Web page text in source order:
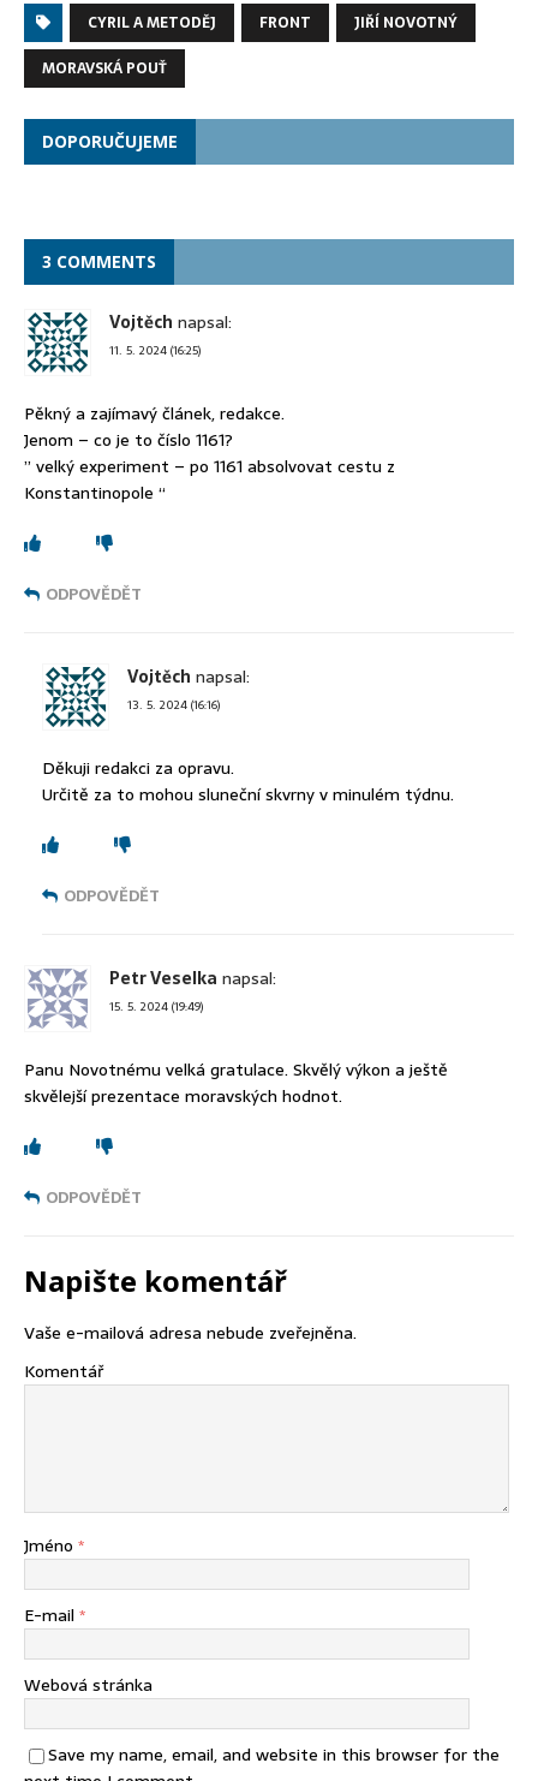
CYRIL A METODĚJ FRONT
JIŘÍ NOVOTNÝ
MORAVSKÁ POUŤ
DOPORUČUJEME
3 COMMENTS
Vojtěch napsal:
11. 5. 2024 (16:25)
Pěkný a zajímavý článek, redakce.
Jenom – co je to číslo 1161?
” velký experiment – po 1161 absolvovat cestu z
Konstantinopole “
ODPOVĚDĚT
Vojtěch napsal:
13. 5. 2024 (16:16)
Děkuji redakci za opravu.
Určitě za to mohou sluneční skvrny v minulém týdnu.
ODPOVĚDĚT
Petr Veselka napsal:
15. 5. 2024 (19:49)
Panu Novotnému velká gratulace. Skvělý výkon a ještě
skvělejší prezentace moravských hodnot.
ODPOVĚDĚT
Napište komentář
Vaše e-mailová adresa nebude zveřejněna.
Komentář
Jméno *
E-mail *
Webová stránka
Save my name, email, and website in this browser for the